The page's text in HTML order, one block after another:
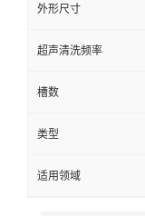
外形尺寸
超声清洗频率
槽数
类型
适用领域